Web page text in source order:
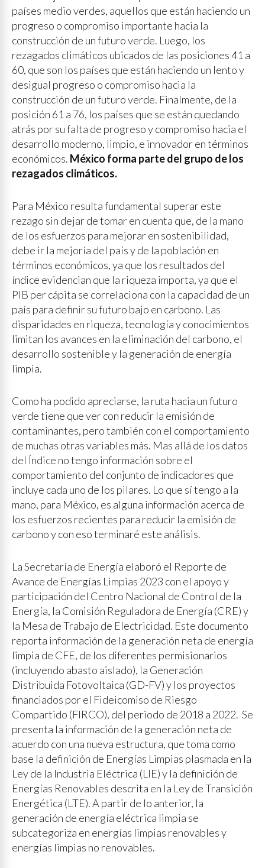
países medio verdes, aquellos que están haciendo un
progreso o compromiso importante hacia la
construcción de un futuro verde. Luego, los
rezagados climáticos ubicados de las posiciones 41 a
60, que son los países que están haciendo un lento y
desigual progreso o compromiso hacia la
construcción de un futuro verde. Finalmente, de la
posición 61 a 76, los países que se están quedando
atrás por su falta de progreso y compromiso hacia el
desarrollo moderno, limpio, e innovador en términos
económicos. México forma parte del grupo de los
rezagados climáticos.
Para México resulta fundamental superar este
rezago sin dejar de tomar en cuenta que, de la mano
de los esfuerzos para mejorar en sostenibilidad,
debe ir la mejoría del país y de la población en
términos económicos, ya que los resultados del
índice evidencian que la riqueza importa, ya que el
PIB per cápita se correlaciona con la capacidad de un
país para definir su futuro bajo en carbono. Las
disparidades en riqueza, tecnología y conocimientos
limitan los avances en la eliminación del carbono, el
desarrollo sostenible y la generación de energía
limpia.
Como ha podido apreciarse, la ruta hacia un futuro
verde tiene que ver con reducir la emisión de
contaminantes, pero también con el comportamiento
de muchas otras variables más. Mas allá de los datos
del Índice no tengo información sobre el
comportamiento del conjunto de indicadores que
incluye cada uno de los pilares. Lo que sí tengo a la
mano, para México, es alguna información acerca de
los esfuerzos recientes para reducir la emisión de
carbono y con eso terminaré este análisis.
La Secretaría de Energía elaboró el Reporte de
Avance de Energías Limpias 2023 con el apoyo y
participación del Centro Nacional de Control de la
Energía, la Comisión Reguladora de Energía (CRE) y
la Mesa de Trabajo de Electricidad. Este documento
reporta información de la generación neta de energía
limpia de CFE, de los diferentes permisionarios
(incluyendo abasto aislado), la Generación
Distribuida Fotovoltaica (GD-FV) y los proyectos
financiados por el Fideicomiso de Riesgo
Compartido (FIRCO), del periodo de 2018 a 2022. Se
presenta la información de la generación neta de
acuerdo con una nueva estructura, que toma como
base la definición de Energías Limpias plasmada en la
Ley de la Industria Eléctrica (LIE) y la definición de
Energías Renovables descrita en la Ley de Transición
Energética (LTE). A partir de lo anterior, la
generación de energía eléctrica limpia se
subcategoriza en energías limpias renovables y
energías limpias no renovables.